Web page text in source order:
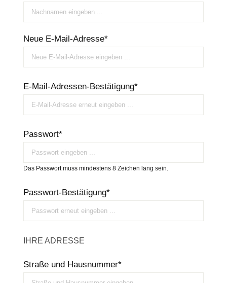
Neue E-Mail-Adresse*
E-Mail-Adressen-Bestätigung*
Passwort*
Das Passwort muss mindestens 8 Zeichen lang sein.
Passwort-Bestätigung*
IHRE ADRESSE
Straße und Hausnummer*